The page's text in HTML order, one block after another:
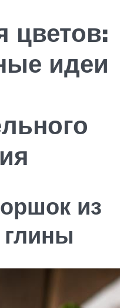
цветов:
идеи
из